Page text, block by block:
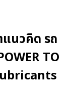
แนวคิด รถ
TO